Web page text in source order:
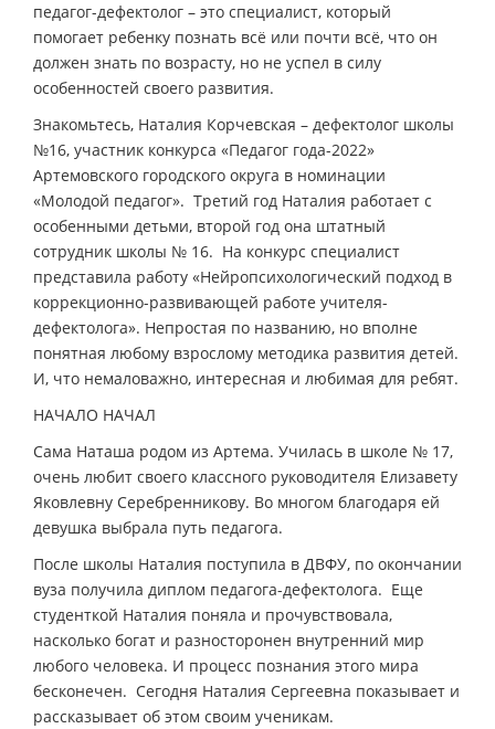
педагог-дефектолог – это специалист, который
помогает ребенку познать всё или почти всё, что он
должен знать по возрасту, но не успел в силу
особенностей своего развития.
Знакомьтесь, Наталия Корчевская – дефектолог школы
№16, участник конкурса «Педагог года-2022»
Артемовского городского округа в номинации
«Молодой педагог». Третий год Наталия работает с
особенными детьми, второй год она штатный
сотрудник школы № 16. На конкурс специалист
представила работу «Нейропсихологический подход в
коррекционно-развивающей работе учителя-
дефектолога». Непростая по названию, но вполне
понятная любому взрослому методика развития детей.
И, что немаловажно, интересная и любимая для ребят.
НАЧАЛО НАЧАЛ
Сама Наташа родом из Артема. Училась в школе № 17,
очень любит своего классного руководителя Елизавету
Яковлевну Серебренникову. Во многом благодаря ей
девушка выбрала путь педагога.
После школы Наталия поступила в ДВФУ, по окончании
вуза получила диплом педагога-дефектолога. Еще
студенткой Наталия поняла и прочувствовала,
насколько богат и разносторонен внутренний мир
любого человека. И процесс познания этого мира
бесконечен. Сегодня Наталия Сергеевна показывает и
рассказывает об этом своим ученикам.